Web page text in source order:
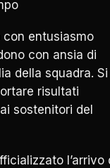
con entusiasmo
con ansia di
della squadra. Si
risultati
sostenitori del
l’arrivo